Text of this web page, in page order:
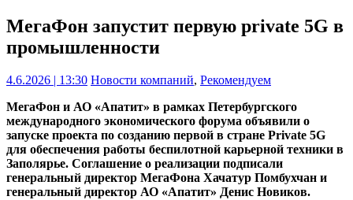
МегаФон запустит первую private 5G в
промышленности
4.6.2026 | 13:30 Новости компаний, Рекомендуем
МегаФон и АО «Апатит» в рамках Петербургского
международного экономического форума объявили о
запуске проекта по созданию первой в стране Private 5G
для обеспечения работы беспилотной карьерной техники в
Заполярье. Соглашение о реализации подписали
генеральный директор МегаФона Хачатур Помбухчан и
генеральный директор АО «Апатит» Денис Новиков.